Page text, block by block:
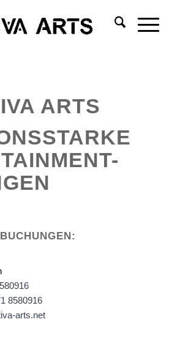
ARTS
8580916
arts.net